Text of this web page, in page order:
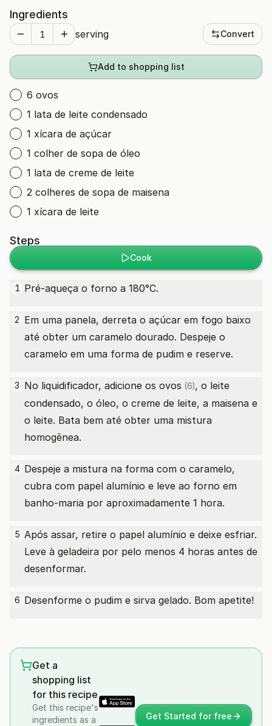
Ingredients
serving Convert
Add to shopping list
6 ovos
1 lata de leite condensado
1 xícara de açúcar
1 colher de sopa de óleo
1 lata de creme de leite
2 colheres de sopa de maisena
1 xícara de leite
Steps
Cook
1 Pré-aqueça o forno a 180°C.
2 Em uma panela, derreta o açúcar em fogo baixo
até obter um caramelo dourado. Despeje o
caramelo em uma forma de pudim e reserve.
3 No liquidificador, adicione os ovos (6), o leite
condensado, o óleo, o creme de leite, a maisena e
o leite. Bata bem até obter uma mistura
homogênea.
4 Despeje a mistura na forma com o caramelo,
cubra com papel alumínio e leve ao forno em
banho-maria por aproximadamente 1 hora.
5 Após assar, retire o papel alumínio e deixe esfriar.
Leve à geladeira por pelo menos 4 horas antes de
desenformar.
6 Desenforme o pudim e sirva gelado. Bom apetite!
Get a
shopping list
for this recipe
Get this recipe's
ingredients as a
Get Started for free